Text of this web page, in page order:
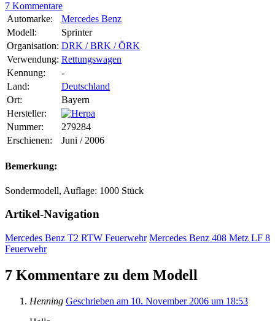
7 Kommentare
Automarke:
Mercedes Benz
Modell:
Sprinter
Organisation: DRK / BRK / ÖRK
Verwendung: Rettungswagen
Kennung:
-
Land:
Deutschland
Ort:
Bayern
Hersteller:
Nummer:
279284
Erschienen:
Juni / 2006
Bemerkung:
Sondermodell, Auflage: 1000 Stück
Artikel-Navigation
Mercedes Benz T2 RTW Feuerwehr Mercedes Benz 408 Metz LF 8
Feuerwehr
7 Kommentare zu dem Modell
Henning Geschrieben am 10. November 2006 um 18:53